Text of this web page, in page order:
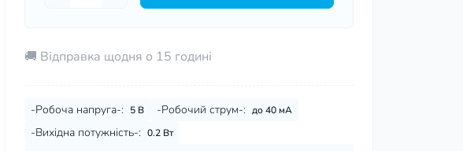
🚚 Відправка щодня о 15 годині
-Робоча напруга-: 5 В -Робочий струм-: до 40 мА
-Вихідна потужність-: 0.2 Вт